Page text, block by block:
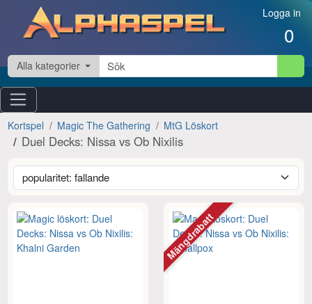
Hoppa till innehåll Logga in
0
Alla kategorier
Kortspel Magic The Gathering MtG Löskort
Duel Decks: Nissa vs Ob Nixilis
Mängdrabatt